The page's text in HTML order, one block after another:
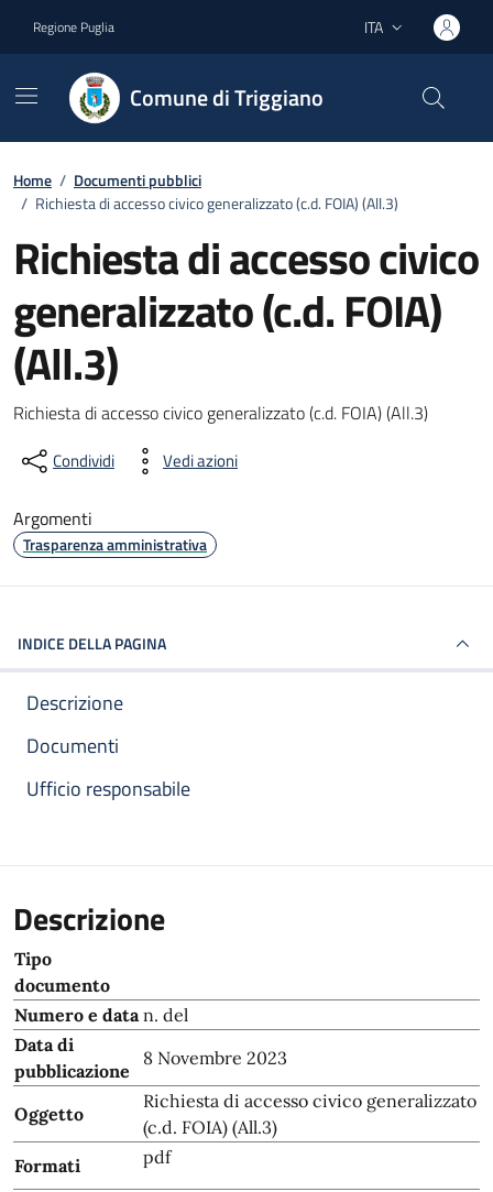
Regione Puglia Lingua attiva:
ITA
Comune di Triggiano
Home / Documenti pubblici
/ Richiesta di accesso civico generalizzato (c.d. FOIA) (All.3)
Richiesta di accesso civico
generalizzato (c.d. FOIA)
(All.3)
Dettagli del documento
Richiesta di accesso civico generalizzato (c.d. FOIA) (All.3)
Condividi Vedi azioni
Argomenti
Trasparenza amministrativa
INDICE DELLA PAGINA
Descrizione
Documenti
Ufficio responsabile
Descrizione
Tipo
documento
Numero e data n. del
Data di
pubblicazione
8 Novembre 2023
Oggetto
Richiesta di accesso civico generalizzato
(c.d. FOIA) (All.3)
Formati
pdf